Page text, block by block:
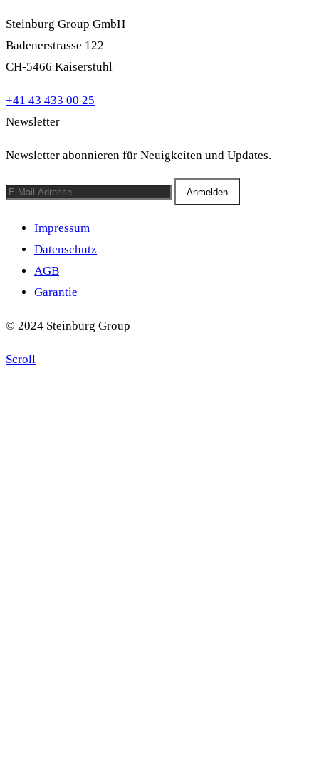
Steinburg Group GmbH
Badenerstrasse 122
CH-5466 Kaiserstuhl
+41 43 433 00 25
Newsletter
Newsletter abonnieren für Neuigkeiten und Updates.
Anmelden
Impressum
Datenschutz
AGB
Garantie
© 2024 Steinburg Group
Scroll